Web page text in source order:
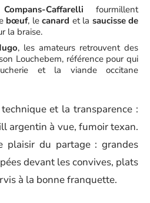
Compans-Caffarelli fourmillent
bœuf, lecanard et la saucisse de
la braise.
, les amateurs retrouvent des
Louchebem, référence pour qui
et la viande occitane
et la transparence :
argentin à vue, fumoir texan.
plaisir du partage : grandes
devant les convives, plats
à la bonne franquette.